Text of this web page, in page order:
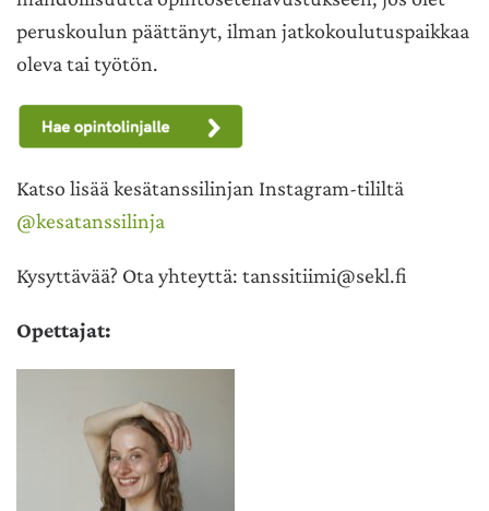
peruskoulun päättänyt, ilman jatkokoulutuspaikkaa
oleva tai työtön.
Katso lisää kesätanssilinjan Instagram-tililtä
@kesatanssilinja
Kysyttävää? Ota yhteyttä: tanssitiimi@sekl.fi
Opettajat: